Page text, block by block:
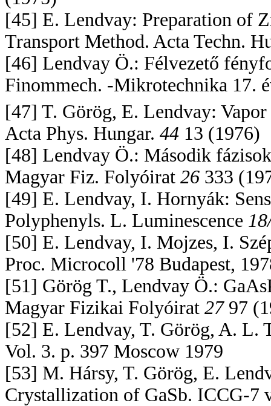
[45] E. Lendvay: Preparation of
Transport Method. Acta Techn.
[46] Lendvay Ö.: Félvezető
Finommech. -Mikrotechnika 17.
[47] T. Görög, E. Lendvay:
Acta Phys. Hungar. 44 13 (1976)
[48] Lendvay Ö.: Második
Magyar Fiz. Folyóirat 26 333
[49] E. Lendvay, I. Hornyák:
Polyphenyls. L. Luminescence
[50] E. Lendvay, I. Mojzes, I.
Proc. Microcoll '78 Budapest,
[51] Görög T., Lendvay Ö.:
Magyar Fizikai Folyóirat 2797
[52] E. Lendvay, T. Görög, A. L.
Vol. 3. p. 397 Moscow 1979
[53] M. Hársy, T. Görög, E.
Crystallization of GaSb. ICCG-7